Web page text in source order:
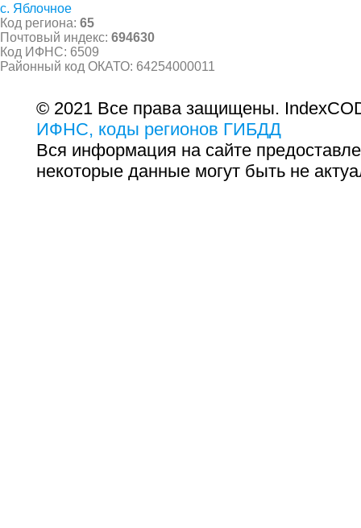
с. Яблочное
Код региона: 65
Почтовый индекс: 694630
Код ИФНС: 6509
Районный код ОКАТО: 64254000011
© 2021 Все права защищены.
ИФНС, коды регионов ГИБДД
Вся информация на сайте
некоторые данные могут быть не